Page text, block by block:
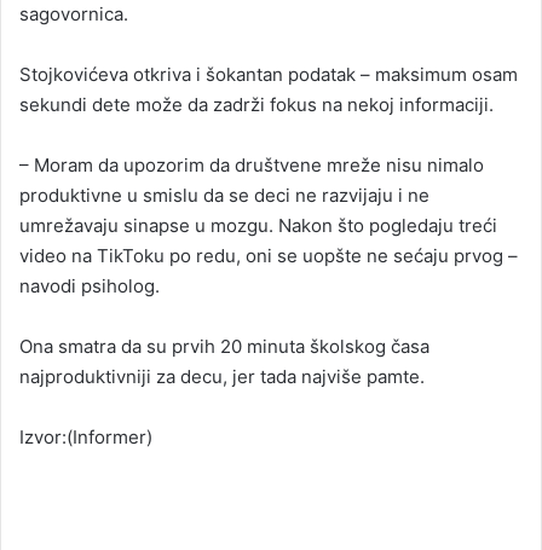
sagovornica.
Stojkovićeva otkriva i šokantan podatak – maksimum osam
sekundi dete može da zadrži fokus na nekoj informaciji.
– Moram da upozorim da društvene mreže nisu nimalo
produktivne u smislu da se deci ne razvijaju i ne
umrežavaju sinapse u mozgu. Nakon što pogledaju treći
video na TikToku po redu, oni se uopšte ne sećaju prvog –
navodi psiholog.
Ona smatra da su prvih 20 minuta školskog časa
najproduktivniji za decu, jer tada najviše pamte.
Izvor:(Informer)